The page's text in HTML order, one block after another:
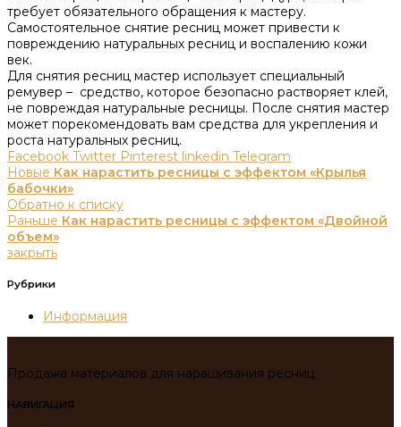
требует обязательного обращения к мастеру.​
Самостоятельное снятие ресниц может привести к
повреждению натуральных ресниц и воспалению кожи
век.​
Для снятия ресниц мастер использует специальный
ремувер – средство, которое безопасно растворяет клей,
не повреждая натуральные ресницы.​ После снятия мастер
может порекомендовать вам средства для укрепления и
роста натуральных ресниц.​
Facebook Twitter Pinterest linkedin Telegram
Новые Как нарастить ресницы с эффектом «Крылья
бабочки»
Обратно к списку
Раньше Как нарастить ресницы с эффектом «Двойной
объем»
закрыть
Рубрики
Информация
Продажа материалов для наращивания ресниц
НАВИГАЦИЯ